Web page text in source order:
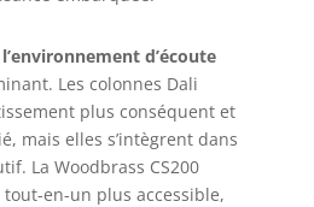
pour un contrôle à distance,
votre musique.
d’écoute
Les colonnes Dali
plus conséquent et
mais elles s’intègrent dans
La Woodbrass CS200
en-un plus accessible,